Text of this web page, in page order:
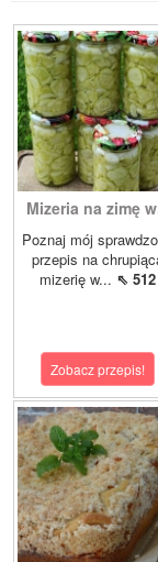
Mizeria na zimę
Poznaj mój
przepis na
mizerię w... ⇖ 512
Zobacz przepis!